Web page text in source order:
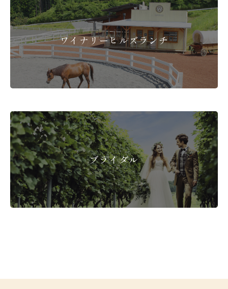
ワイナリーヒルズランチ
ブライダル